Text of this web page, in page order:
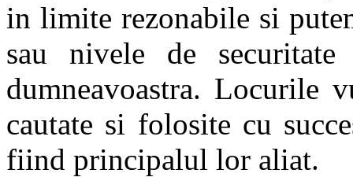
in limite rezonabile si
sau nivele de
dumneavoastra. Locurile
cautate si folosite cu
fiind principalul lor aliat.